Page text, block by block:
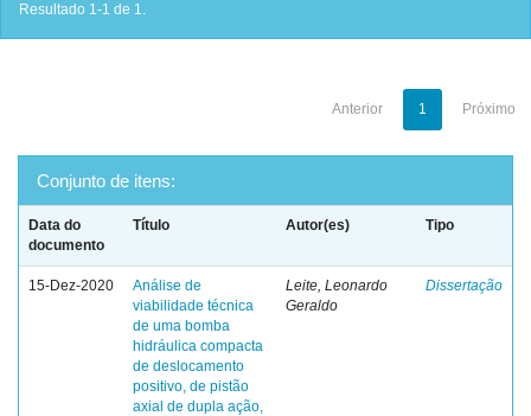
Resultado 1-1 de 1.
Anterior 1 Próximo
Conjunto de itens:
Data do
documento
Título Autor(es) Tipo
15-Dez-2020
Análise de
viabilidade técnica
de uma bomba
hidráulica compacta
de deslocamento
positivo, de pistão
axial de dupla ação,
Leite, Leonardo
Geraldo
Dissertação